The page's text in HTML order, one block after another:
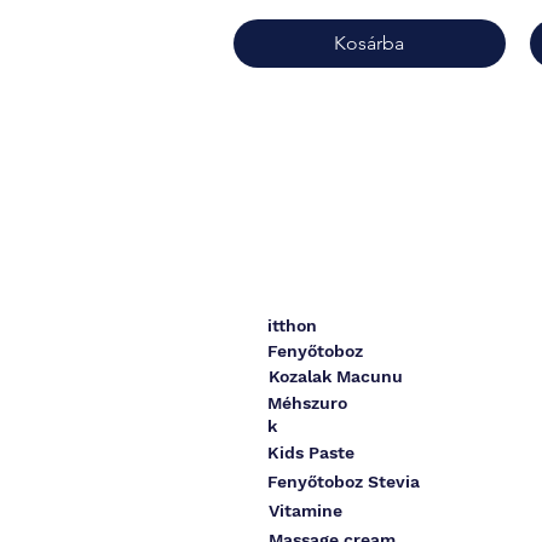
Kosárba
itthon
Fenyőtoboz
Kozalak Macunu
Méhszuro
k
Kids Paste
Fenyőtoboz Stevia
Vitamine